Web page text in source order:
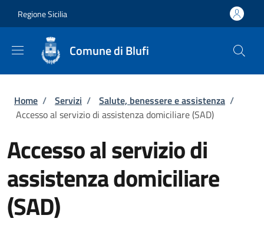
Regione Sicilia
Comune di Blufi
Briciole di pane
Home / Servizi / Salute, benessere e assistenza /
Accesso al servizio di assistenza domiciliare (SAD)
Accesso al servizio di
assistenza domiciliare
(SAD)